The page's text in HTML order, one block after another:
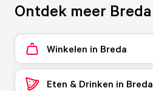
Ontdek meer Breda
Winkelen in Breda
Eten & Drinken in Breda